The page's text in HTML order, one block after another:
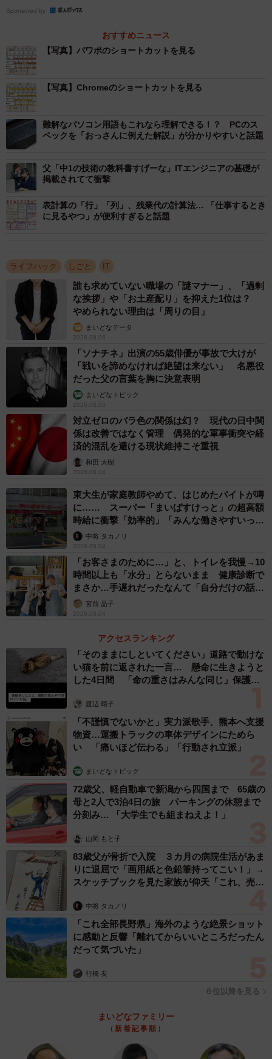
みてくれ👇 pic.twitter.com/RYzDnIo0r6
— Excel医@デザイン勉強中『Excel最速仕事術』著者
(@Excel_design_Dr)
コピーやペーストくらいのショートカットなら多くの人が
実践しているだろうが、まとまった知識を持つ人はほんの
「ありがとうございます。コピー、切り抜き、貼付けは知
ってた。他は知らんかったので助かります。」
「地味に休憩行くときのコントロール＋L(画面をロック)は
めっさ便利です。休み時間を毎日3～10秒伸ばせます。」
「便利な表ありがとうございます。特にExcelはショートカ
ット使う人とマウス使う人で処理速度違いすぎます。」
Excel医さんにお話をうかがってみた。
3/4
パワポの場合のショートカット（Excel医さん提供）
聞かせください。
Excel医：以前の私はパソコンを10年以上使っていました
が、Ctrl+C（コピー）、Ctrl+X（切り取り）、Ctrl+V（貼り
付け）しかショートカットを知りませんでした。ある日、
業者さんのプレゼンを聞いている時のことです。ウィンド
ウの切り替えをするとき、いきなり複数のウィンドウがデ
スクトップに表示され、あっという間にウィンドウが切り
替わりました。そのときは何が起こったかわかりませんで
したが、Alt+Tabでウィンドウを切り替えたのです。
その操作を見たときは衝撃でした。それまでいちいちウィ
ンドウをマウス操作で最小化して目的のウィンドウを探し
ていたのに、ショートカットで一瞬でできるのです。この
出来事がきっかけでいろんなショートカットの存在を知
り、日々使うようになりました。
ーー個人的に特におススメのショートカットがあればお聞
かせください。
Excel医：Ctrl+S（上書き保存）、Ctrl+Z（元に戻す）は必
須。WindowsユーザーならAlt+Tabで複数ウィンドウの切り
替え。ExcelならF2（セル編集）、F4（直前の操作を繰り
返す）、F12（名前を付けて保存）がおススメです。
ーーこれまでのSNSの反響へのご感想をお聞かせくださ
い。
Excel医：たくさんの反響をいただいて、大変嬉しい次第で
す。私は基本的なショートカットやExcelの時短ワザなど、
何度も同じ内容の発信をしています。それでも発信する度
に「それ知らなかったー！」という反応があります。昔の
私もそうだったように、それまで知らなかった人の知る機
会になれば幸いです。
Sponsored by
おすすめニュース
【写真】パワポのショートカットを見る
【写真】Chromeのショートカットを見る
難解なパソコン用語もこれなら理解できる！？ PCのス
ペックを「おっさんに例えた解説」が分かりやすいと話題
父「中1の技術の教科書すげーな」ITエンジニアの基礎が
掲載されてて衝撃
表計算の「行」「列」、残業代の計算法… 「仕事するとき
に見るやつ」が便利すぎると話題
ライフハック しごと IT
誰も求めていない職場の「謎マナー」、「過剰
な挨拶」や「お土産配り」を抑えた1位は？
やめられない理由は「周りの目」
まいどなデータ
2026.08.06
「ソナチネ」出演の55歳俳優が事故で大けが
「戦いを諦めなければ絶望は来ない」 名悪役
だった父の言葉を胸に決意表明
まいどなトピック
2026.08.05
対立ゼロのバラ色の関係は幻？ 現代の日中関
係は改善ではなく管理 偶発的な軍事衝突や経
済的混乱を避ける現状維持こそ重視
和田 大樹
2026.08.04
東大生が家庭教師やめて、はじめたバイトが噂
に…… スーパー「まいばすけっと」の超高額
時給に衝撃「効率的」「みんな働きやすいって
言ってる」
中将 タカノリ
2026.08.04
「お客さまのために…」と、トイレを我慢→10
時間以上も「水分」とらないまま 健康診断で
まさか…手遅れだったなんて「自分だけの話で
はなく、日本中で起きている問題では？」
宮前 晶子
2026.08.04
アクセスランキング
「そのままにしといてください」道路で動けな
い猫を前に返された一言… 懸命に生きようと
した4日間 「命の重さはみんな同じ」保護団
渡辺 晴子
「不謹慎でないかと」実力派歌手、熊本へ支援
物資…運搬トラックの車体デザインにためら
い 「痛いほど伝わる」「行動され立派」
まいどなトピック
72歳父、軽自動車で新潟から四国まで 65歳の
母と2人で3泊4日の旅 パーキングの休憩まで
分刻み… 「大学生でも組まねえよ！」
山岡 もと子
83歳父が骨折で入院 ３カ月の病院生活があま
りに退屈で「画用紙と色鉛筆持ってこい！」→
スケッチブックを見た家族が仰天「これ、売れ
中将 タカノリ
「これ全部長野県」海外のような絶景ショット
に感動と反響「離れてからいいところだったん
だって気づいた」
行橋 友
６位以降を見る
まいどなファミリー
（新着記事順）